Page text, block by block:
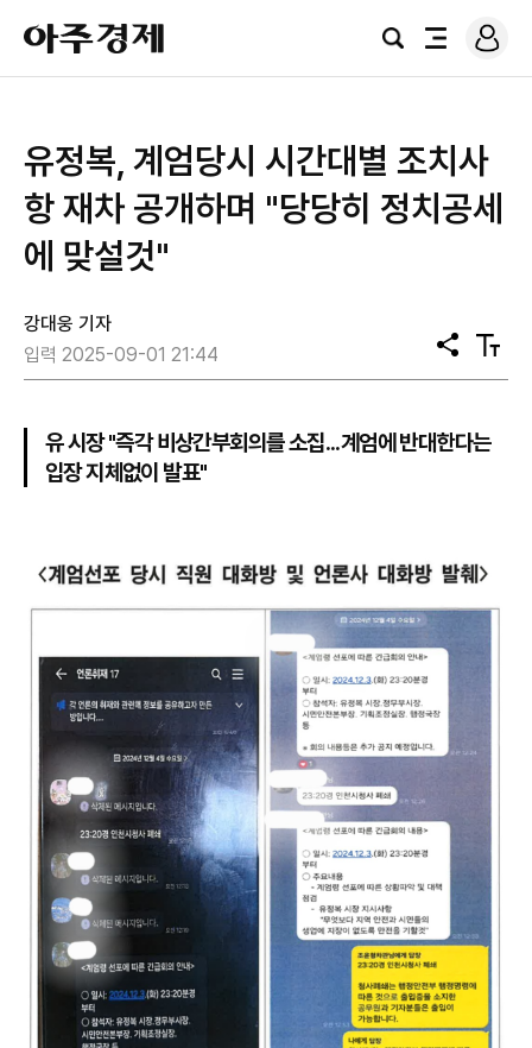
아
주
경
검
전
로
그
유정복, 계엄당시 시간대별 조치사
항 재차 공개하며 "당당히 정치공세
에 맞설것"
강대웅 기자
입력 2025-09-01 21:44
공
유
텍
스
기
유 시장 "즉각 비상간부회의를 소집...계엄에 반대한다는
입장 지체없이 발표"